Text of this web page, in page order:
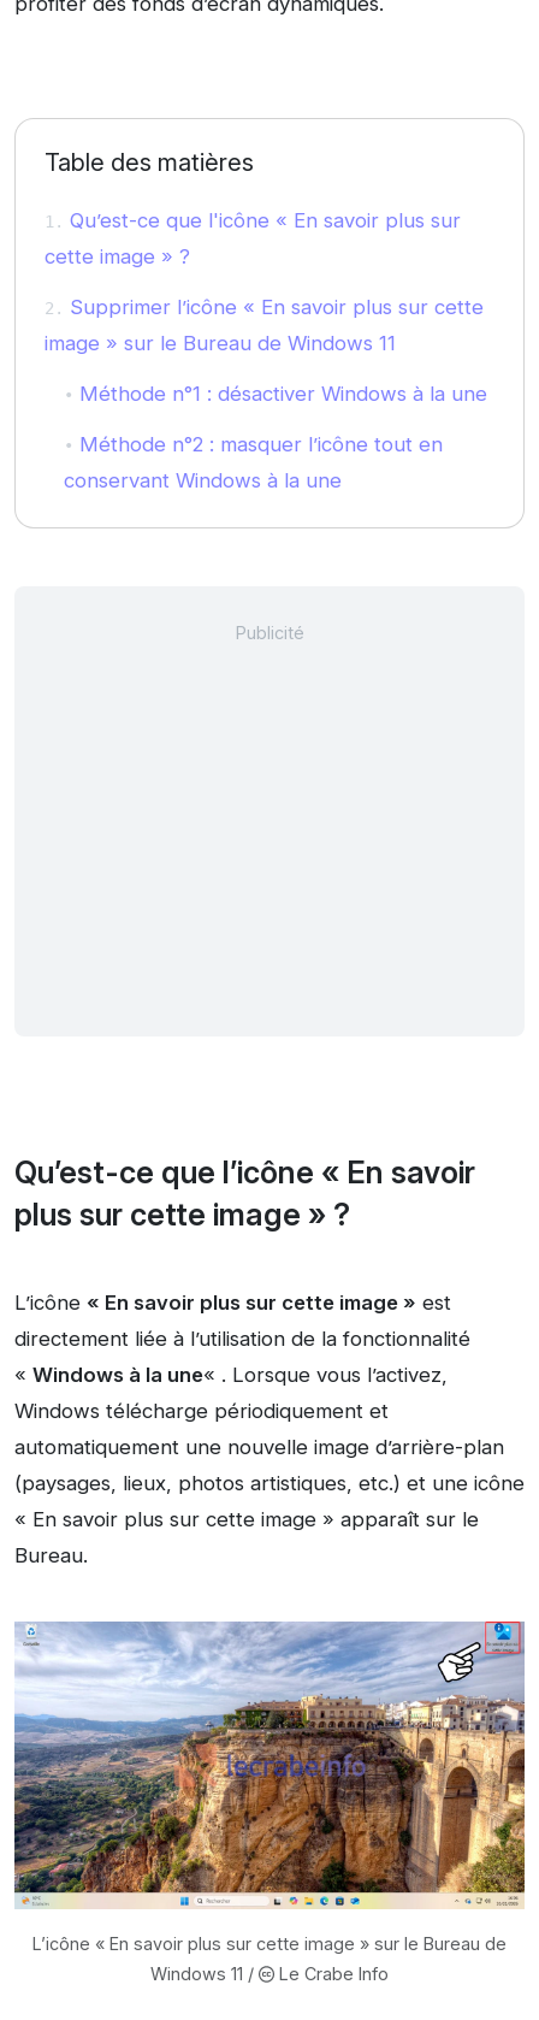
Table des matières
Qu’est-ce que l'icône « En savoir plus sur
cette image » ?
Supprimer l’icône « En savoir plus sur cette
image » sur le Bureau de Windows 11
Méthode n°1 : désactiver Windows à la une
Méthode n°2 : masquer l’icône tout en
conservant Windows à la une
Qu’est-ce que l’icône « En savoir
plus sur cette image » ?
L’icône « En savoir plus sur cette image » est
directement liée à l’utilisation de la fonctionnalité
« Windows à la une« . Lorsque vous l’activez,
Windows télécharge périodiquement et
automatiquement une nouvelle image d’arrière-plan
(paysages, lieux, photos artistiques, etc.) et une icône
« En savoir plus sur cette image » apparaît sur le
Bureau.
L’icône « En savoir plus sur cette image » sur le Bureau de
Windows 11 /
Le Crabe Info